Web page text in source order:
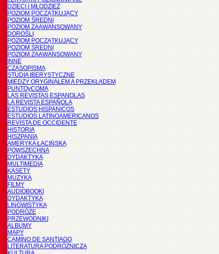
DZIECI I MŁODZIEŻ
POZIOM POCZĄTKUJĄCY
POZIOM ŚREDNI
POZIOM ZAAWANSOWANY
DOROŚLI
POZIOM POCZĄTKUJĄCY
POZIOM ŚREDNI
POZIOM ZAAWANSOWANY
INNE
CZASOPISMA
STUDIA IBERYSTYCZNE
MIĘDZY ORYGINAŁEM A PRZEKŁADEM
PUNTOyCOMA
LAS REVISTAS ESPANOLAS
LA REVISTA ESPAÑOLA
ESTUDIOS HISPANICOS
ESTUDIOS LATINOAMERICANOS
REVISTA DE OCCIDENTE
HISTORIA
HISZPANIA
AMERYKA ŁACIŃSKA
POWSZECHNA
DYDAKTYKA
MULTIMEDIA
KASETY
MUZYKA
FILMY
AUDIOBOOKI
DYDAKTYKA
LINGWISTYKA
PODRÓŻE
PRZEWODNIKI
ALBUMY
MAPY
CAMINO DE SANTIAGO
LITERATURA PODRÓŻNICZA